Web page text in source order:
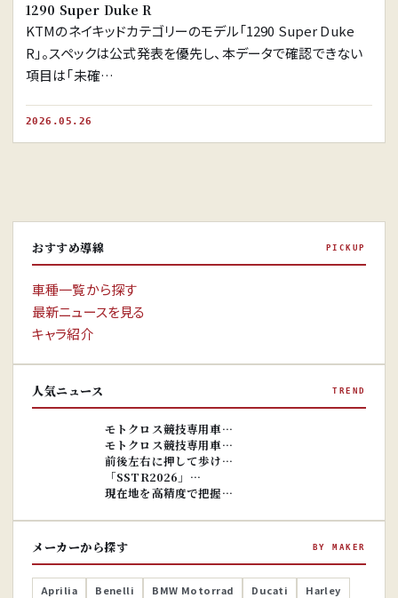
1290 Super Duke R
KTMのネイキッドカテゴリーのモデル「1290 Super Duke
R」。スペックは公式発表を優先し、本データで確認できない
項目は「未確…
2026.05.26
おすすめ導線 PICKUP
車種一覧から探す
最新ニュースを見る
キャラ紹介
人気ニュース TREND
※画像はイ
モトクロス競技専用車…
モトクロス競技専用車…
前後左右に押して歩け…
「SSTR2026」…
現在地を高精度で把握…
メーカーから探す BY MAKER
Aprilia Benelli BMW Motorrad Ducati
Harley